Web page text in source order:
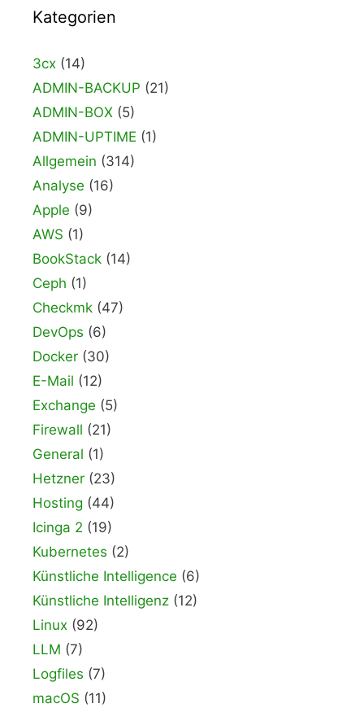
Kategorien
3cx (14)
ADMIN-BACKUP (21)
ADMIN-BOX (5)
ADMIN-UPTIME (1)
Allgemein (314)
Analyse (16)
Apple (9)
AWS (1)
BookStack (14)
Ceph (1)
Checkmk (47)
DevOps (6)
Docker (30)
E-Mail (12)
Exchange (5)
Firewall (21)
General (1)
Hetzner (23)
Hosting (44)
Icinga 2 (19)
Kubernetes (2)
Künstliche Intelligence (6)
Künstliche Intelligenz (12)
Linux (92)
LLM (7)
Logfiles (7)
macOS (11)